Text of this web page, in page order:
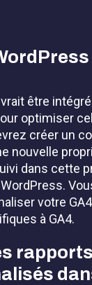
être
optimiser
créer un
nouvelle
dans cette
WordPress.
votre
à GA4.
rapports